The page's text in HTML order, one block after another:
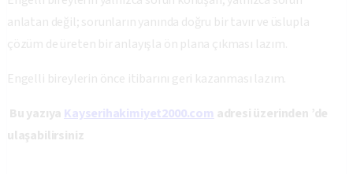
anlatan değil; sorunların yanında doğru bir tavır ve üslupla
çözüm de üreten bir anlayışla ön plana çıkması lazım.
Engelli bireylerin önce itibarını geri kazanması lazım.
Bu yazıya Kayserihakimiyet2000.com adresi üzerinden ’de
ulaşabilirsiniz